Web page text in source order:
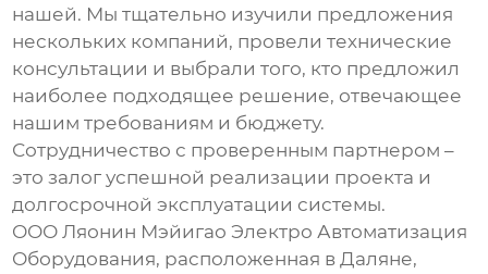
нашей. Мы тщательно изучили предложения
нескольких компаний, провели технические
консультации и выбрали того, кто предложил
наиболее подходящее решение, отвечающее
нашим требованиям и бюджету.
Сотрудничество с проверенным партнером –
это залог успешной реализации проекта и
долгосрочной эксплуатации системы.
ООО Ляонин Мэйигао Электро Автоматизация
Оборудования, расположенная в Даляне,